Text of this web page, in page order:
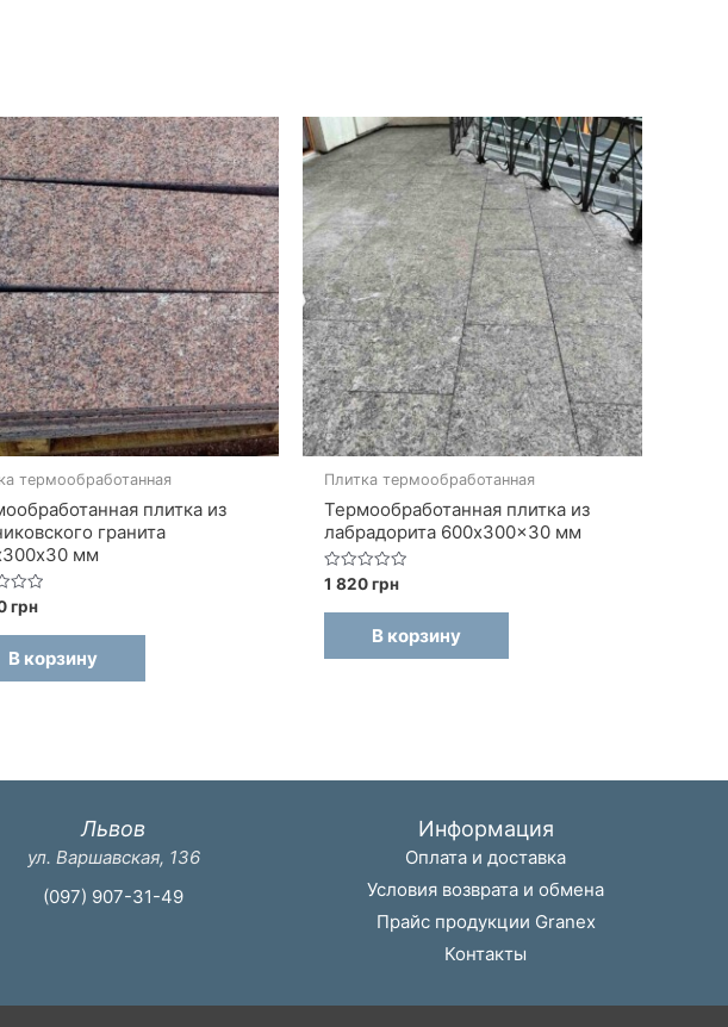
термообработанная
плитка из
гранита
мм
грн
В корзину
Плитка термообработанная
Термообработанная плитка из
лабрадорита 600x300x30 мм
Оценка
из
1 820грн
В корзину
Львов
ул. Варшавская, 136
(097) 907-31-49
Информация
Оплата и доставка
Условия возврата и обмена
Прайс продукции Granex
Контакты